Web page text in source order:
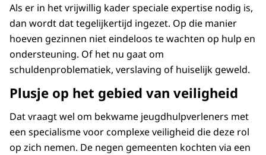
Als er in het vrijwillig kader speciale expertise nodig is,
dan wordt dat tegelijkertijd ingezet. Op die manier
hoeven gezinnen niet eindeloos te wachten op hulp en
ondersteuning. Of het nu gaat om
schuldenproblematiek, verslaving of huiselijk geweld.
Plusje op het gebied van veiligheid
Dat vraagt wel om bekwame jeugdhulpverleners met
een specialisme voor complexe veiligheid die deze rol
op zich nemen. De negen gemeenten kochten via een